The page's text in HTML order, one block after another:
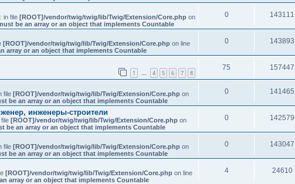
: in file [ROOT]/vendor/twig/twig/lib/Twig/Extension/Core.phpon
be an array or an object that implements Countable
0 143111
[ROOT]/vendor/twig/twig/lib/Twig/Extension/Core.phpon line
array or an object that implements Countable
0 143893
1 4 5 6 7 8
75 157447
file [ROOT]/vendor/twig/twig/lib/Twig/Extension/Core.phpon
be an array or an object that implements Countable
0 141465
инженеры-строители
file [ROOT]/vendor/twig/twig/lib/Twig/Extension/Core.phpon
be an array or an object that implements Countable
0 142579
file [ROOT]/vendor/twig/twig/lib/Twig/Extension/Core.phpon
be an array or an object that implements Countable
0 143047
[ROOT]/vendor/twig/twig/lib/Twig/Extension/Core.phpon line
array or an object that implements Countable
4 24610